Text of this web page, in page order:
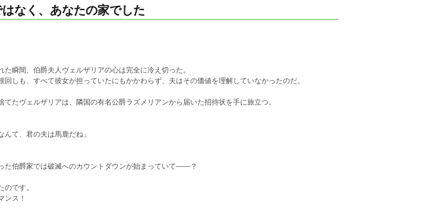
なく、あなたの家でした
瞬間、伯爵夫人ヴェルザリアの心は完全に冷え切った。
しも、すべて彼女が担っていたにもかかわらず、夫はその価値を理解していなかったのだ。
てたヴェルザリアは、隣国の有名公爵ラズメリアンから届いた招待状を手に旅立つ。
んて、君の夫は馬鹿だね」
た伯爵家では破滅へのカウントダウンが始まっていて――？
です。
ンス！